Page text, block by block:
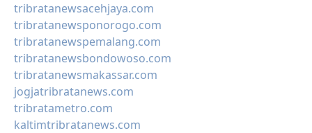
tribratanewsacehjaya.com
tribratanewsponorogo.com
tribratanewspemalang.com
tribratanewsbondowoso.com
tribratanewsmakassar.com
jogjatribratanews.com
tribratametro.com
kaltimtribratanews.com